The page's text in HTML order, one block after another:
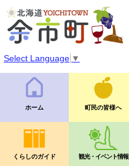
Select Language ▼
ホーム 町民の皆様へ
くらしのガイド 観光・イベント情報